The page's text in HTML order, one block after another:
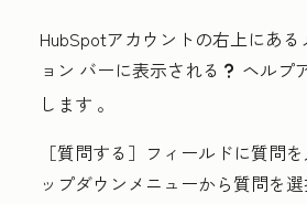
HubSpotアカウントの右上にあ
ョン バーに表示される questioncircleIcon help ヘルプ
します 。
［質問する］ フィールドに質問
ップダウンメニューから質問を